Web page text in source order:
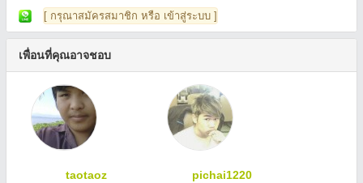
[ กรุณาสมัครสมาชิก หรือ เข้าสู่ระบบ ]
เพื่อนที่คุณอาจชอบ
taotaoz pichai1220